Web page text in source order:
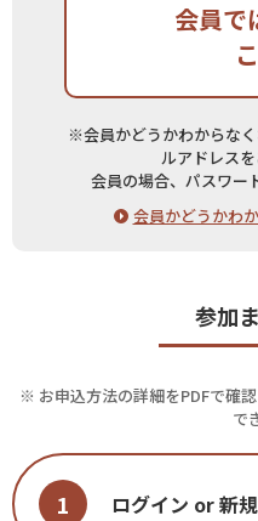
会員で
※会員かどうかわからな
ルアドレスを
会員の場合、パスワー
会員かどうかわ
参加
※ お申込方法の詳細をPDFで確
で
1 ログイン or 新